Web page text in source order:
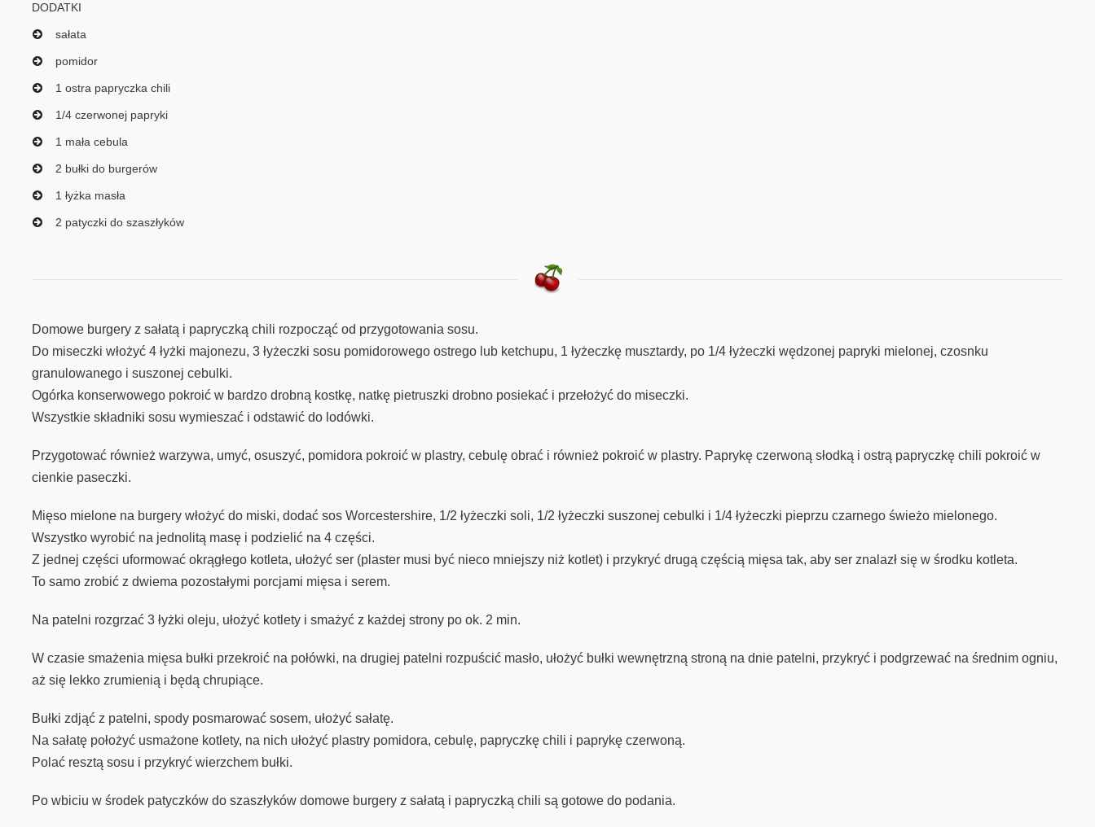
DODATKI
sałata
pomidor
1 ostra papryczka chili
1/4 czerwonej papryki
1 mała cebula
2 bułki do burgerów
1 łyżka masła
2 patyczki do szaszłyków
Domowe burgery z sałatą i papryczką chili rozpocząć od przygotowania sosu.
Do miseczki włożyć 4 łyżki majonezu, 3 łyżeczki sosu pomidorowego ostrego lub ketchupu, 1 łyżeczkę musztardy, po 1/4 łyżeczki wędzonej papryki mielonej, czosnku
granulowanego i suszonej cebulki.
Ogórka konserwowego pokroić w bardzo drobną kostkę, natkę pietruszki drobno posiekać i przełożyć do miseczki.
Wszystkie składniki sosu wymieszać i odstawić do lodówki.
Przygotować również warzywa, umyć, osuszyć, pomidora pokroić w plastry, cebulę obrać i również pokroić w plastry. Paprykę czerwoną słodką i ostrą papryczkę chili pokroić w
cienkie paseczki.
Mięso mielone na burgery włożyć do miski, dodać sos Worcestershire, 1/2 łyżeczki soli, 1/2 łyżeczki suszonej cebulki i 1/4 łyżeczki pieprzu czarnego świeżo mielonego.
Wszystko wyrobić na jednolitą masę i podzielić na 4 części.
Z jednej części uformować okrągłego kotleta, ułożyć ser (plaster musi być nieco mniejszy niż kotlet) i przykryć drugą częścią mięsa tak, aby ser znalazł się w środku kotleta.
To samo zrobić z dwiema pozostałymi porcjami mięsa i serem.
Na patelni rozgrzać 3 łyżki oleju, ułożyć kotlety i smażyć z każdej strony po ok. 2 min.
W czasie smażenia mięsa bułki przekroić na połówki, na drugiej patelni rozpuścić masło, ułożyć bułki wewnętrzną stroną na dnie patelni, przykryć i podgrzewać na średnim ogniu,
aż się lekko zrumienią i będą chrupiące.
Bułki zdjąć z patelni, spody posmarować sosem, ułożyć sałatę.
Na sałatę położyć usmażone kotlety, na nich ułożyć plastry pomidora, cebulę, papryczkę chili i paprykę czerwoną.
Polać resztą sosu i przykryć wierzchem bułki.
Po wbiciu w środek patyczków do szaszłyków domowe burgery z sałatą i papryczką chili są gotowe do podania.